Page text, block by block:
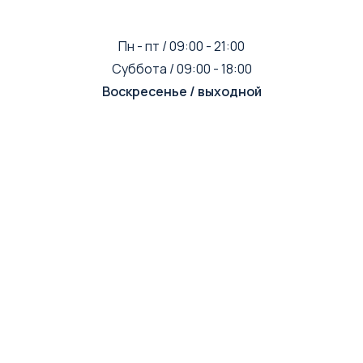
Пн - пт / 09:00 - 21:00
Суббота / 09:00 - 18:00
Воскресенье / выходной